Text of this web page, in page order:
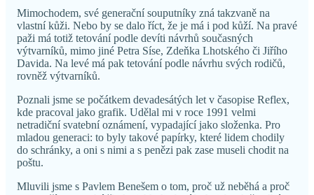
Mimochodem, své generační souputníky zná takzvaně na
vlastní kůži. Nebo by se dalo říct, že je má i pod kůží. Na pravé
paži má totiž tetování podle devíti návrhů současných
výtvarníků, mimo jiné Petra Síse, Zdeňka Lhotského či Jiřího
Davida. Na levé má pak tetování podle návrhu svých rodičů,
rovněž výtvarníků.
Poznali jsme se počátkem devadesátých let v časopise Reflex,
kde pracoval jako grafik. Udělal mi v roce 1991 velmi
netradiční svatební oznámení, vypadající jako složenka. Pro
mladou generaci: to byly takové papírky, které lidem chodily
do schránky, a oni s nimi a s penězi pak zase museli chodit na
poštu.
Mluvili jsme s Pavlem Benešem o tom, proč už neběhá a proč